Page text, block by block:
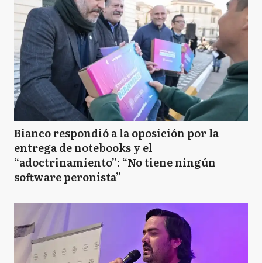
Bianco respondió a la oposición por la
entrega de notebooks y el
“adoctrinamiento”: “No tiene ningún
software peronista”